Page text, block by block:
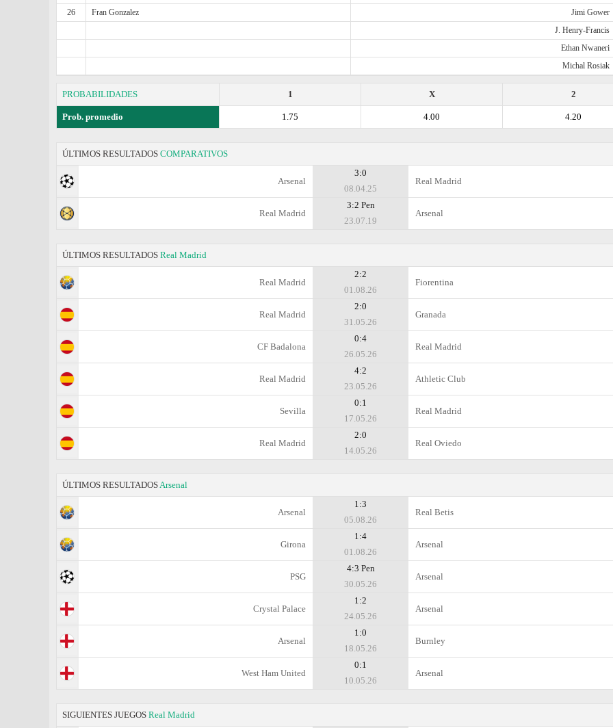
26
Fran Gonzalez Jimi Gower
J. Henry-Francis
Ethan Nwaneri
Michal Rosiak
PROBABILIDADES 2
X
1
Prob. promedio 4.20
4.00
1.75
ÚLTIMOS RESULTADOS COMPARATIVOS
Arsenal
3:0
08.04.25
Real Madrid
Real Madrid
3:2 Pen
23.07.19
Arsenal
ÚLTIMOS RESULTADOS Real Madrid
Real Madrid
2:2
01.08.26
Fiorentina
Real Madrid
2:0
31.05.26
Granada
CF Badalona
0:4
26.05.26
Real Madrid
Real Madrid
4:2
23.05.26
Athletic Club
Sevilla
0:1
17.05.26
Real Madrid
Real Madrid
2:0
14.05.26
Real Oviedo
ÚLTIMOS RESULTADOSArsenal
Arsenal
1:3
05.08.26
Real Betis
Girona
1:4
01.08.26
Arsenal
PSG
4:3 Pen
30.05.26
Arsenal
Crystal Palace
1:2
24.05.26
Arsenal
Arsenal
1:0
18.05.26
Burnley
West Ham United
0:1
10.05.26
Arsenal
SIGUIENTES JUEGOS Real Madrid